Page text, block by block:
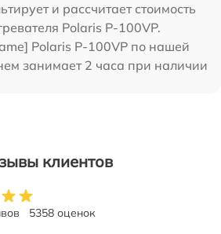
и рассчитает стоимость
Polaris P-100VP.
Polaris P-100VP по нашей
занимает 2 часа при наличии
клиентов
5358 оценок